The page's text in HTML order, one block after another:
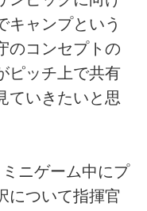
キャンプという
のコンセプトの
ピッチ上で共有
ていきたいと思
ニゲーム中にプ
について指揮官